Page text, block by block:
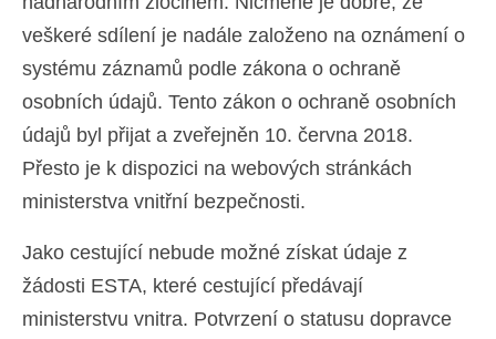
veškeré sdílení je nadále založeno na oznámení o
systému záznamů podle zákona o ochraně
osobních údajů. Tento zákon o ochraně osobních
údajů byl přijat a zveřejněn 10. června 2018.
Přesto je k dispozici na webových stránkách
ministerstva vnitřní bezpečnosti.
Jako cestující nebude možné získat údaje z
žádosti ESTA, které cestující předávají
ministerstvu vnitra. Potvrzení o statusu dopravce